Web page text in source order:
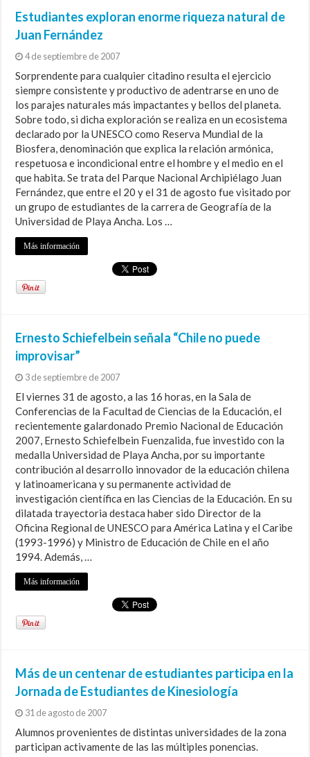
Estudiantes exploran enorme riqueza natural de
Juan Fernández
4 de septiembre de 2007
Sorprendente para cualquier citadino resulta el ejercicio
siempre consistente y productivo de adentrarse en uno de
los parajes naturales más impactantes y bellos del planeta.
Sobre todo, si dicha exploración se realiza en un ecosistema
declarado por la UNESCO como Reserva Mundial de la
Biosfera, denominación que explica la relación armónica,
respetuosa e incondicional entre el hombre y el medio en el
que habita. Se trata del Parque Nacional Archipiélago Juan
Fernández, que entre el 20 y el 31 de agosto fue visitado por
un grupo de estudiantes de la carrera de Geografía de la
Universidad de Playa Ancha. Los …
Más información
Ernesto Schiefelbein señala “Chile no puede
improvisar”
3 de septiembre de 2007
El viernes 31 de agosto, a las 16 horas, en la Sala de
Conferencias de la Facultad de Ciencias de la Educación, el
recientemente galardonado Premio Nacional de Educación
2007, Ernesto Schiefelbein Fuenzalida, fue investido con la
medalla Universidad de Playa Ancha, por su importante
contribución al desarrollo innovador de la educación chilena
y latinoamericana y su permanente actividad de
investigación científica en las Ciencias de la Educación. En su
dilatada trayectoria destaca haber sido Director de la
Oficina Regional de UNESCO para América Latina y el Caribe
(1993-1996) y Ministro de Educación de Chile en el año
1994. Además, …
Más información
Más de un centenar de estudiantes participa en la
Jornada de Estudiantes de Kinesiología
31 de agosto de 2007
Alumnos provenientes de distintas universidades de la zona
participan activamente de las las múltiples ponencias.